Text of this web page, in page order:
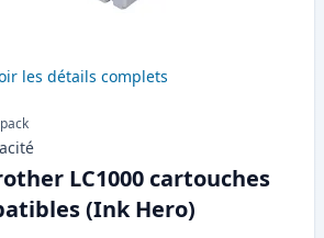
les détails complets
LC1000 cartouches
(Ink Hero)